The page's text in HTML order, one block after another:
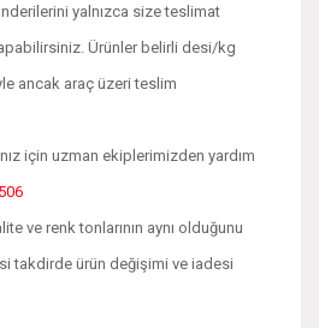
yalnızca size teslimat
Ürünler belirli desi/kg
ancak araç üzeri teslim
için uzman ekiplerimizden yardım
ve renk tonlarının aynı olduğunu
takdirde ürün değişimi ve iadesi